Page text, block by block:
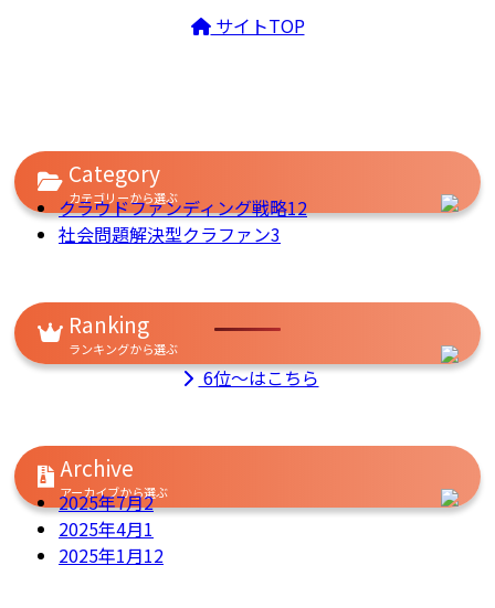
サイトTOP
Category
カテゴリーから選ぶ
クラウドファンディング戦略12
社会問題解決型クラファン3
Ranking
ランキングから選ぶ
6位～はこちら
Archive
アーカイブから選ぶ
2025年7月2
2025年4月1
2025年1月12